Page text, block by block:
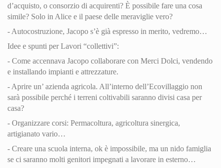
d’acquisto, o consorzio di acquirenti? È possibile fare una cosa
simile? Solo in Alice e il paese delle meraviglie vero?
- Autocostruzione, Jacopo s’è già espresso in merito, vedremo…
Idee e spunti per Lavori “collettivi”:
- Come accennava Jacopo collaborare con Merci Dolci, vendendo
e installando impianti e attrezzature.
- Aprire un’ azienda agricola. All’interno dell’Ecovillaggio non
sarà possibile perché i terreni coltivabili saranno divisi casa per
casa?
- Organizzare corsi: Permacoltura, agricoltura sinergica,
artigianato vario…
- Creare una scuola interna, ok è impossibile, ma un nido famiglia
se ci saranno molti genitori impegnati a lavorare in esterno…